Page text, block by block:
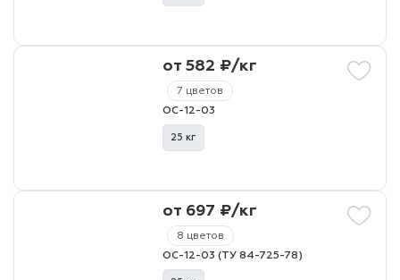
7 цветов
от 582 ₽/кг
ОС-12-03
25 кг
8 цветов
от 697 ₽/кг
ОС-12-03 (ТУ 84-725-78)